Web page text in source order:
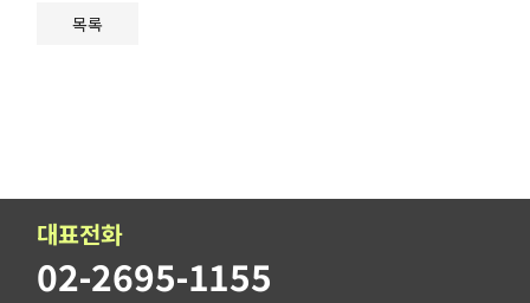
목록
대표전화
02-2695-1155